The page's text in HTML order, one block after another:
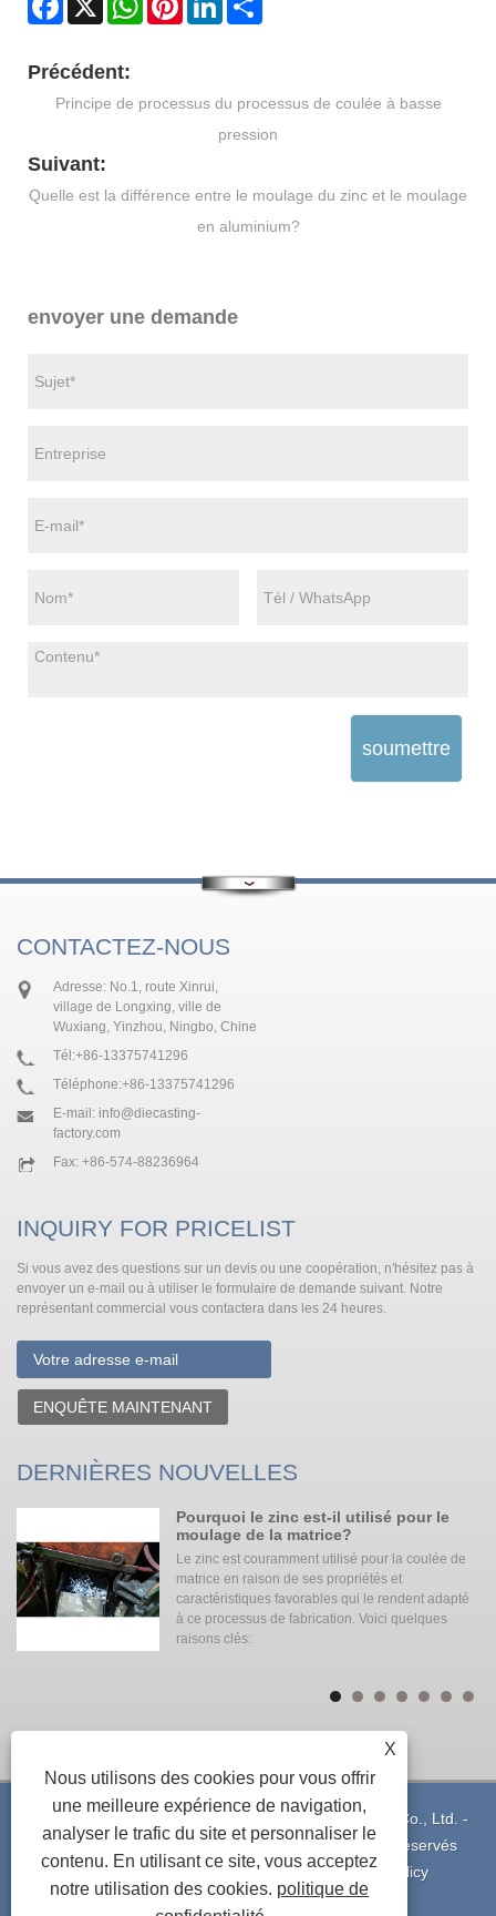
Précédent:
Principe de processus du processus de coulée à basse
pression
Suivant:
Quelle est la différence entre le moulage du zinc et le moulage
en aluminium?
envoyer une demande
soumettre
CONTACTEZ-NOUS
Adresse: No.1, route Xinrui,
village de Longxing, ville de
Wuxiang, Yinzhou, Ningbo, Chine
Tél:+86-13375741296
Téléphone:+86-13375741296
E-mail: info@diecasting-
factory.com
Fax: +86-574-88236964
INQUIRY FOR PRICELIST
Si vous avez des questions sur un devis ou une coopération, n'hésitez pas à
envoyer un e-mail ou à utiliser le formulaire de demande suivant. Notre
représentant commercial vous contactera dans les 24 heures.
ENQUÊTE MAINTENANT
DERNIÈRES NOUVELLES
Pourquoi le zinc est-il utilisé pour le
moulage de la matrice?
Le zinc est couramment utilisé pour la coulée de
matrice en raison de ses propriétés et
caractéristiques favorables qui le rendent adapté
à ce processus de fabrication. Voici quelques
raisons clés:
Copyright © 2021 Ningbo Yinzhou Xuxing Machinery Co., Ltd. -
Moulage sous pression en aluminium - Tous droits réservés
Liens|Sitemap|RSS|XML |Privacy Policy
X
Nous utilisons des cookies pour vous offrir
une meilleure expérience de navigation,
analyser le trafic du site et personnaliser le
contenu. En utilisant ce site, vous acceptez
notre utilisation des cookies. politique de